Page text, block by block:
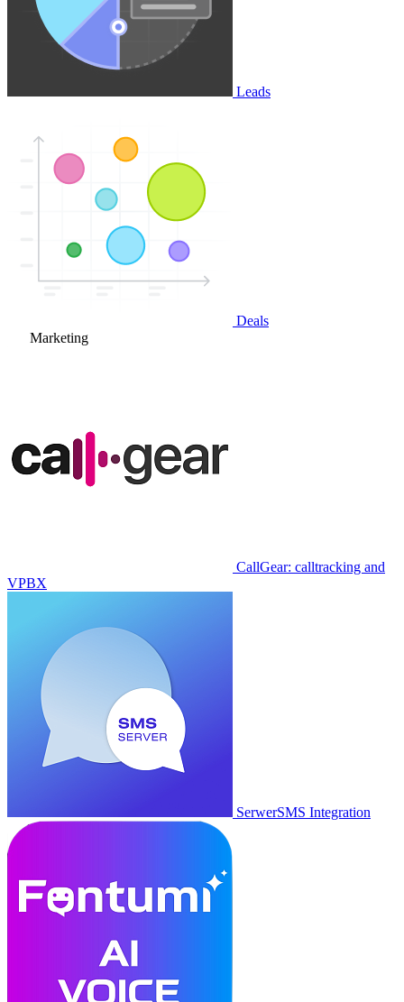
Leads
Deals
Marketing
CallGear: calltracking and
VPBX
SerwerSMS Integration